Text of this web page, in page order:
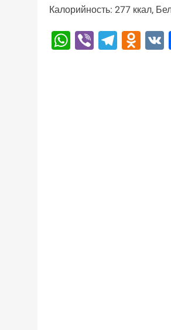
Калорийность: 277 ккал,
WhatsApp
Viber